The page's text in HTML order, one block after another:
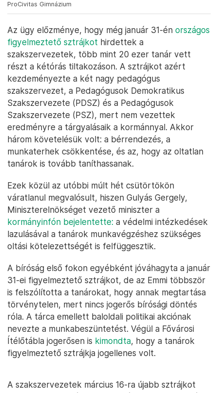
ProCivitas Gimnázium
Az ügy előzménye, hogy még január 31-én országos
figyelmeztető sztrájkot hirdettek a
szakszervezetek, több mint 20 ezer tanár vett
részt a kétórás tiltakozáson. A sztrájkot azért
kezdeményezte a két nagy pedagógus
szakszervezet, a Pedagógusok Demokratikus
Szakszervezete (PDSZ) és a Pedagógusok
Szakszervezete (PSZ), mert nem vezettek
eredményre a tárgyalásaik a kormánnyal. Akkor
három követelésük volt: a bérrendezés, a
munkaterhek csökkentése, és az, hogy az oltatlan
tanárok is tovább taníthassanak.
Ezek közül az utóbbi múlt hét csütörtökön
váratlanul megvalósult, hiszen Gulyás Gergely,
Miniszterelnökséget vezető miniszter a
kormányinfón bejelentette: a védelmi intézkedések
lazulásával a tanárok munkavégzéshez szükséges
oltási kötelezettségét is felfüggesztik.
A bíróság első fokon egyébként jóváhagyta a január
31-ei figyelmeztető sztrájkot, de az Emmi többször
is felszólította a tanárokat, hogy annak megtartása
törvénytelen, mert nincs jogerős bírósági döntés
róla. A tárca emellett baloldali politikai akciónak
nevezte a munkabeszüntetést. Végül a Fővárosi
Ítélőtábla jogerősen is kimondta, hogy a tanárok
figyelmeztető sztrájkja jogellenes volt.
A szakszervezetek március 16-ra újabb sztrájkot